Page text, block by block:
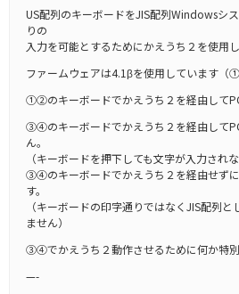
US配列のキーボードをJIS配列Windowsシ
りの
入力を可能とするためにかえうち２を使用し
ファームウェアは4.1βを使用しています（①
①②のキーボードでかえうち２を経由して
③④のキーボードでかえうち２を経由して
ん。
（キーボードを押下しても文字が入力されな
③④のキーボードでかえうち２を経由せず
す。
（キーボードの印字通りではなくJIS配列
ません）
③④でかえうち２動作させるために何か特
—-